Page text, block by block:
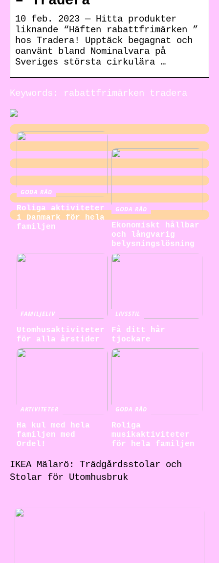
10 feb. 2023 — Hitta produkter
liknande “Häften rabattfrimärken ”
hos Tradera! Upptäck begagnat och
oanvänt bland Nominalvara på
Sveriges största cirkulära …
Keywords: rabattfrimärken tradera
GODA RÅD
Roliga aktiviteter
i Danmark för hela
familjen
GODA RÅD
Ekonomiskt hållbar
och långvarig
belysningslösning
FAMILJELIV
Utomhusaktiviteter
för alla årstider
LIVSSTIL
Få ditt hår
tjockare
AKTIVITETER
Ha kul med hela
familjen med
Ordel!
GODA RÅD
Roliga
musikaktiviteter
för hela familjen
IKEA Mälarö: Trädgårdsstolar och
Stolar för Utomhusbruk